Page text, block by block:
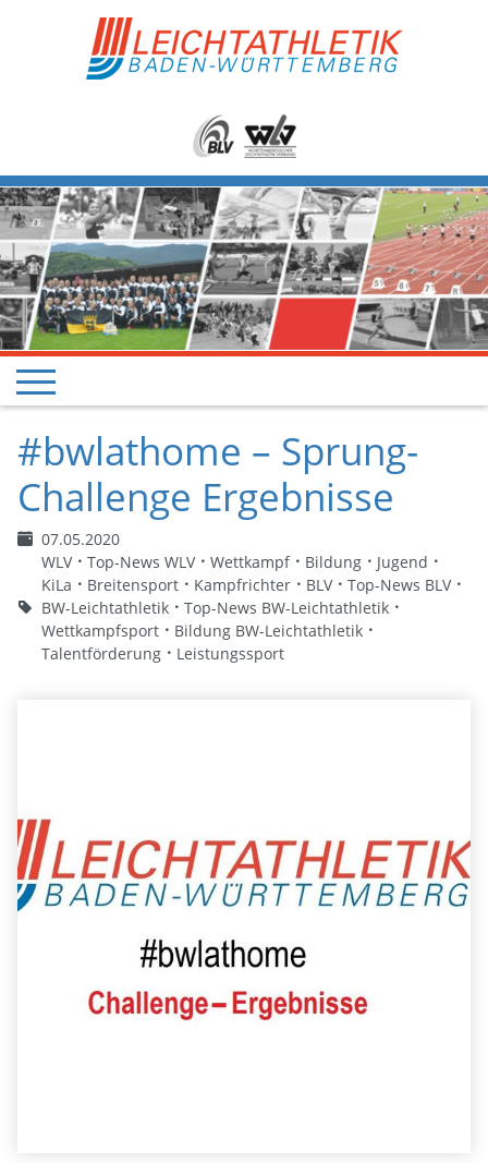
#bwlathome – Sprung-
Challenge Ergebnisse
07.05.2020
WLV
Top-News WLV Wettkampf Bildung
Jugend
KiLa
Breitensport Kampfrichter BLV
Top-News BLV
BW-Leichtathletik
Top-News BW-Leichtathletik
Wettkampfsport
Bildung BW-Leichtathletik
Talentförderung
Leistungssport